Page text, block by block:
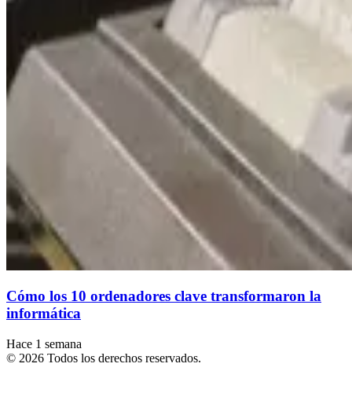
Cómo los 10 ordenadores clave transformaron la
informática
Hace 1 semana
© 2026 Todos los derechos reservados.